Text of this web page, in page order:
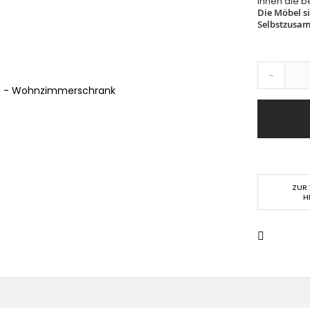
- Wohnzimmerschrank
Die Möbel
-
ZUR